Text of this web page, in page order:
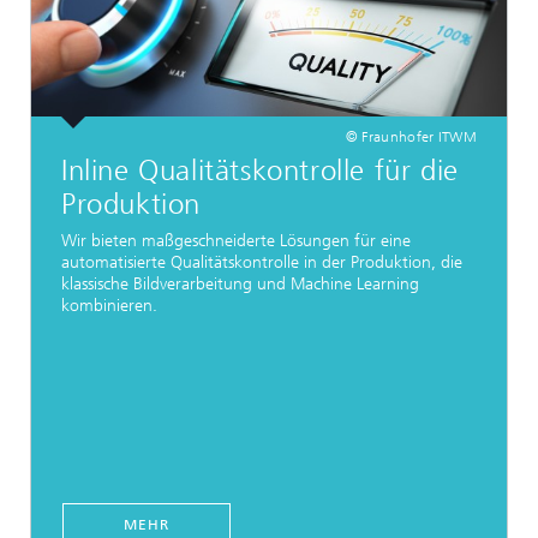
© Fraunhofer ITWM
Inline Qualitätskontrolle für die
Produktion
Wir bieten maßgeschneiderte Lösungen für eine
automatisierte Qualitätskontrolle in der Produktion, die
klassische Bildverarbeitung und Machine Learning
kombinieren.
MEHR